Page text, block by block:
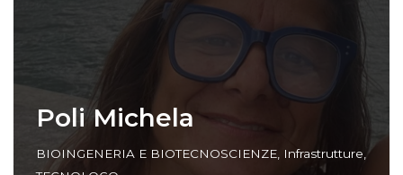
Poli Michela
BIOINGENERIA E BIOTECNOSCIENZE, Infrastrutture,